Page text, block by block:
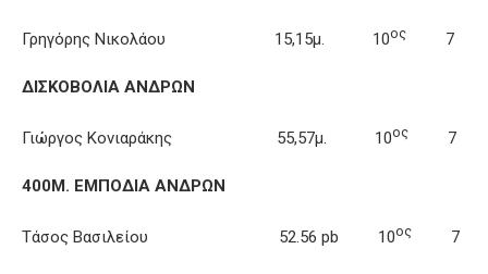
Γρηγόρης Νικολάου 15,15μ. 10ος 7
ΔΙΣΚΟΒΟΛΙΑ ΑΝΔΡΩΝ
Γιώργος Κονιαράκης 55,57μ. 10ος 7
400Μ. ΕΜΠΟΔΙΑ ΑΝΔΡΩΝ
Τάσος Βασιλείου 52.56 pb 10ος 7